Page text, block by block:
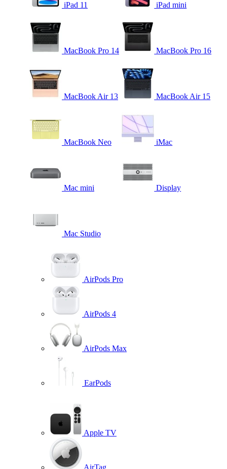
iPad 11 iPad mini
MacBook Pro 14 MacBook Pro 16
MacBook Air 13 MacBook Air 15
MacBook Neo iMac
Mac mini Display
Mac Studio
AirPods Pro
AirPods 4
AirPods Max
EarPods
Apple TV